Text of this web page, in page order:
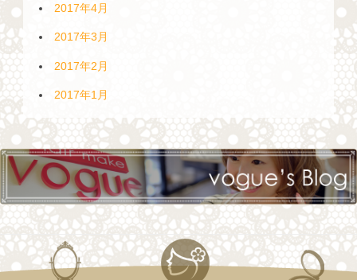
2017年4月
2017年3月
2017年2月
2017年1月